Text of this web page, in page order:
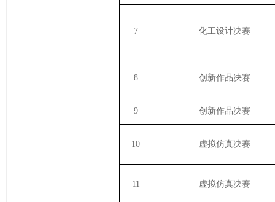
7 化工设计决赛
8 创新作品决赛
9 创新作品决赛
10 虚拟仿真决赛
11 虚拟仿真决赛